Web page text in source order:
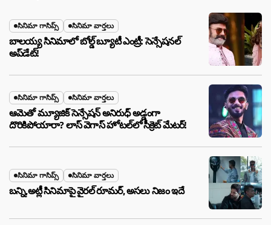
సినిమా గాసిప్స్ సినిమా వార్తలు
బాలయ్య సినిమాలో బోల్డ్ బ్యూటీ ఎంట్రీ: సెన్సేషనల్
అప్‌డేట్!
సినిమా గాసిప్స్ సినిమా వార్తలు
ఆమెతో మ్యూజిక్ సెన్సేషన్ అనిరుధ్ అడ్డంగా
దొరికిపోయారా? లాస్ వెగాస్ హోటల్‌లో సీక్రెట్ మేటర్!
సినిమా గాసిప్స్ సినిమా వార్తలు
బన్ని,అట్లీ సినిమాపై వైరల్ రూమర్, అసలు నిజం ఇదే